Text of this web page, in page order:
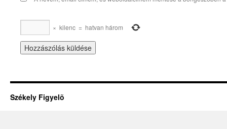
× kilenc = hatvan három
Székely Figyelõ